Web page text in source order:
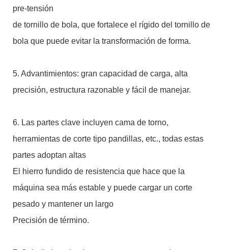
pre-tensión
de tornillo de bola, que fortalece el rígido del tornillo de
bola que puede evitar la transformación de forma.
5. Advantimientos: gran capacidad de carga, alta
precisión, estructura razonable y fácil de manejar.
6. Las partes clave incluyen cama de torno,
herramientas de corte tipo pandillas, etc., todas estas
partes adoptan altas
El hierro fundido de resistencia que hace que la
máquina sea más estable y puede cargar un corte
pesado y mantener un largo
Precisión de término.